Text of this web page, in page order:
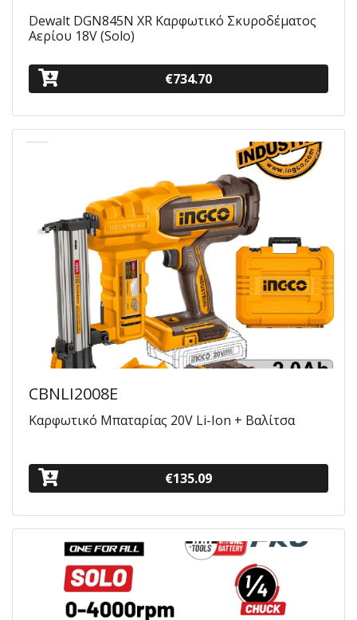
Dewalt DGN845N XR Καρφωτικό Σκυροδέματος
Αερίου 18V (Solo)
€734.70
CBNLI2008E
Καρφωτικό Μπαταρίας 20V Li-Ion + Βαλίτσα
€135.09